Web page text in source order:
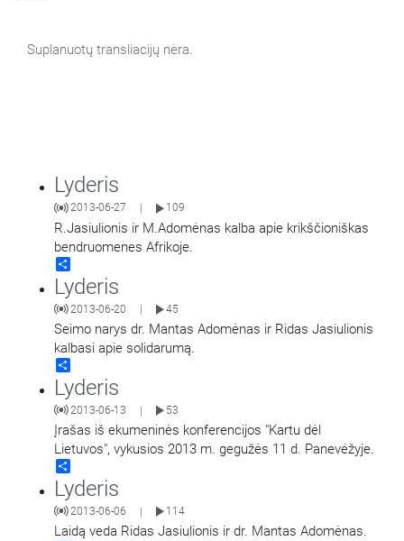
Suplanuotų transliacijų nėra.
Lyderis
2013-06-27 109
R.Jasiulionis ir M.Adomėnas kalba apie krikščioniškas
bendruomenes Afrikoje.
Lyderis
2013-06-20 45
Seimo narys dr. Mantas Adomėnas ir Ridas Jasiulionis
kalbasi apie solidarumą.
Lyderis
2013-06-13 | 53
Įrašas iš ekumeninės konferencijos "Kartu dėl
Lietuvos", vykusios 2013 m. gegužės 11 d. Panevėžyje.
Lyderis
2013-06-06 | 114
Laidą veda Ridas Jasiulionis ir dr. Mantas Adomėnas.